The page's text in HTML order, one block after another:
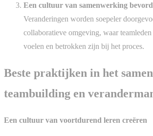
Een cultuur van samenwerking
Veranderingen worden soepeler
collaboratieve omgeving, waar
voelen en betrokken zijn bij het proces.
Beste praktijken in het
teambuilding en
Een cultuur van voortdurend leren creëren